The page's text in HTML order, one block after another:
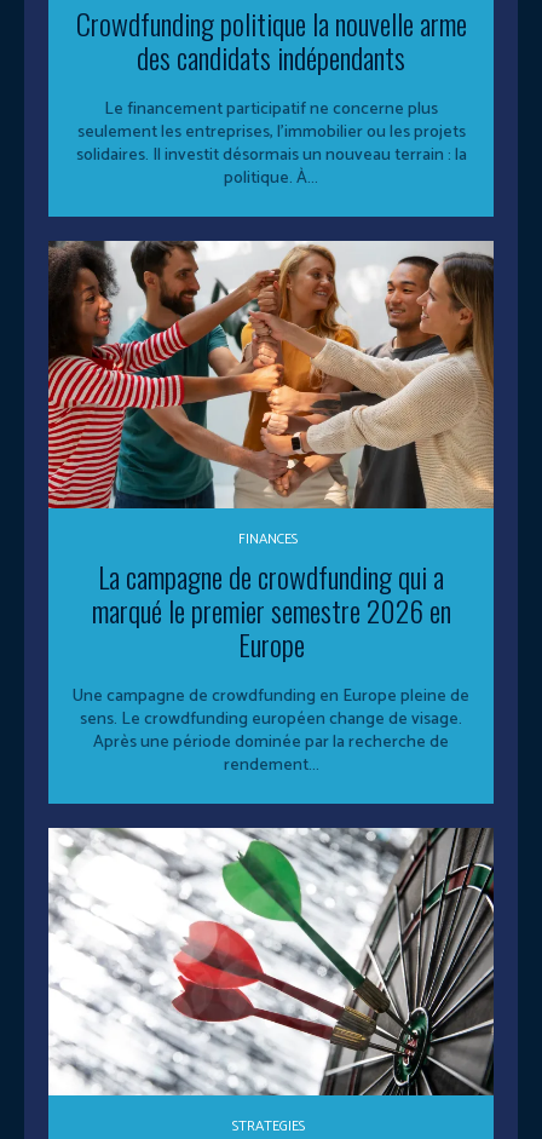
Crowdfunding politique la nouvelle arme
des candidats indépendants
Le financement participatif ne concerne plus
seulement les entreprises, l’immobilier ou les projets
solidaires. Il investit désormais un nouveau terrain : la
politique. À...
FINANCES
La campagne de crowdfunding qui a
marqué le premier semestre 2026 en
Europe
Une campagne de crowdfunding en Europe pleine de
sens. Le crowdfunding européen change de visage.
Après une période dominée par la recherche de
rendement...
STRATEGIES